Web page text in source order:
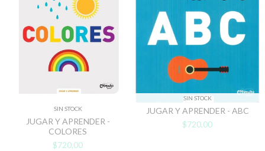
SIN STOCK
JUGAR Y APRENDER -
COLORES
$720,00
SIN STOCK
JUGAR Y APRENDER - ABC
$720,00